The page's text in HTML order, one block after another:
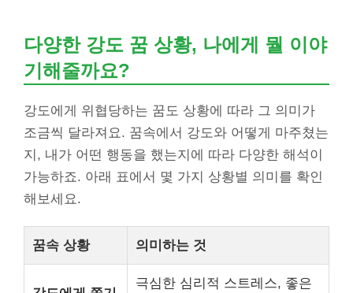
다양한 강도 꿈 상황, 나에게 뭘 이야
기해줄까요?
강도에게 위협당하는 꿈도 상황에 따라 그 의미가
조금씩 달라져요. 꿈속에서 강도와 어떻게 마주쳤는
지, 내가 어떤 행동을 했는지에 따라 다양한 해석이
가능하죠. 아래 표에서 몇 가지 상황별 의미를 확인
해보세요.
꿈속 상황 의미하는 것
극심한 심리적 스트레스, 좋은